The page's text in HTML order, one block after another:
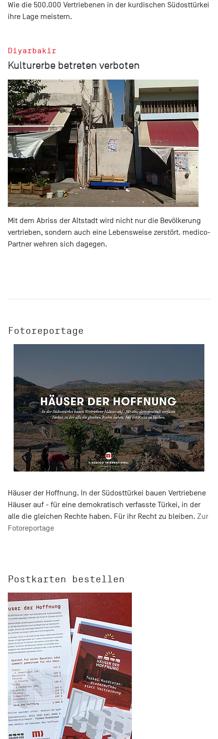
Wie die 500.000 Vertriebenen in der kurdischen Südosttürkei
ihre Lage meistern.
Diyarbakir
Kulturerbe betreten verboten
Mit dem Abriss der Altstadt wird nicht nur die Bevölkerung
vertrieben, sondern auch eine Lebensweise zerstört. medico-
Partner wehren sich dagegen.
Fotoreportage
Häuser der Hoffnung. In der Südosttürkei bauen Vertriebene
Häuser auf - für eine demokratisch verfasste Türkei, in der
alle die gleichen Rechte haben. Für ihr Recht zu bleiben. Zur
Fotoreportage
Postkarten bestellen